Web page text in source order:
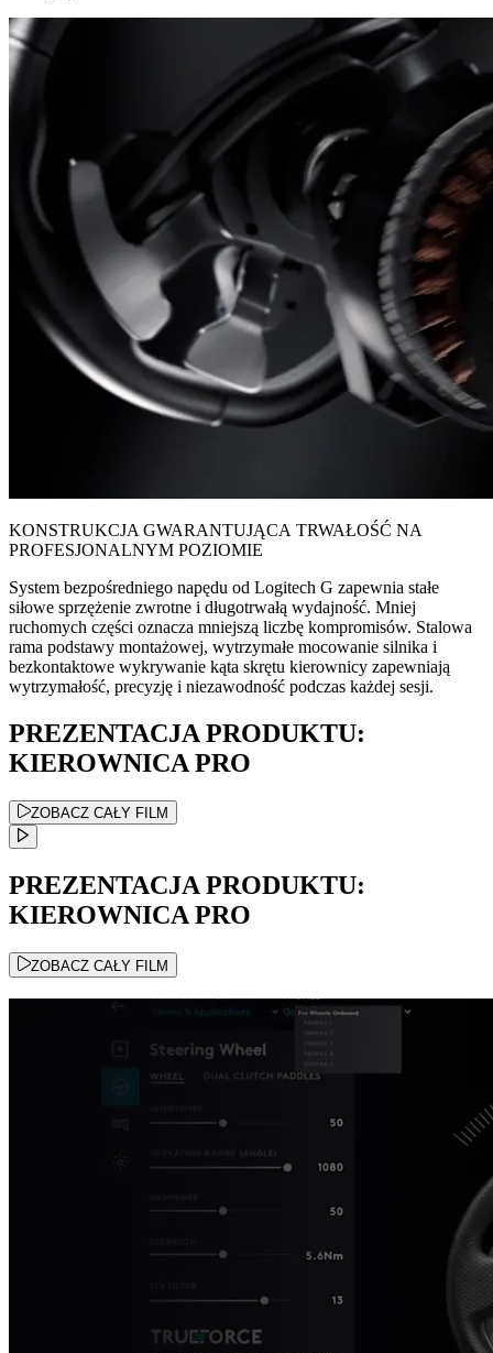
KONSTRUKCJA GWARANTUJĄCA TRWAŁOŚĆ NA
PROFESJONALNYM POZIOMIE
System bezpośredniego napędu od Logitech G zapewnia stałe
siłowe sprzężenie zwrotne i długotrwałą wydajność. Mniej
ruchomych części oznacza mniejszą liczbę kompromisów. Stalowa
rama podstawy montażowej, wytrzymałe mocowanie silnika i
bezkontaktowe wykrywanie kąta skrętu kierownicy zapewniają
wytrzymałość, precyzję i niezawodność podczas każdej sesji.
PREZENTACJA PRODUKTU:
KIEROWNICA PRO
ZOBACZ CAŁY FILM
PREZENTACJA PRODUKTU:
KIEROWNICA PRO
ZOBACZ CAŁY FILM